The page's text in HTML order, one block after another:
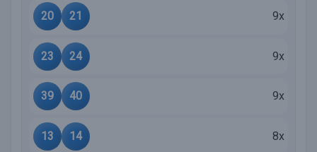
20 21 9x
23 24 9x
39 40 9x
13 14 8x